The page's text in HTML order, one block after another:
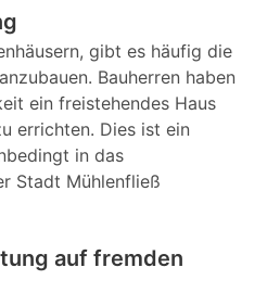
gibt es häufig die
Bauherren haben
ein freistehendes Haus
errichten. Dies ist ein
in das
Stadt Mühlenfließ
auf fremden